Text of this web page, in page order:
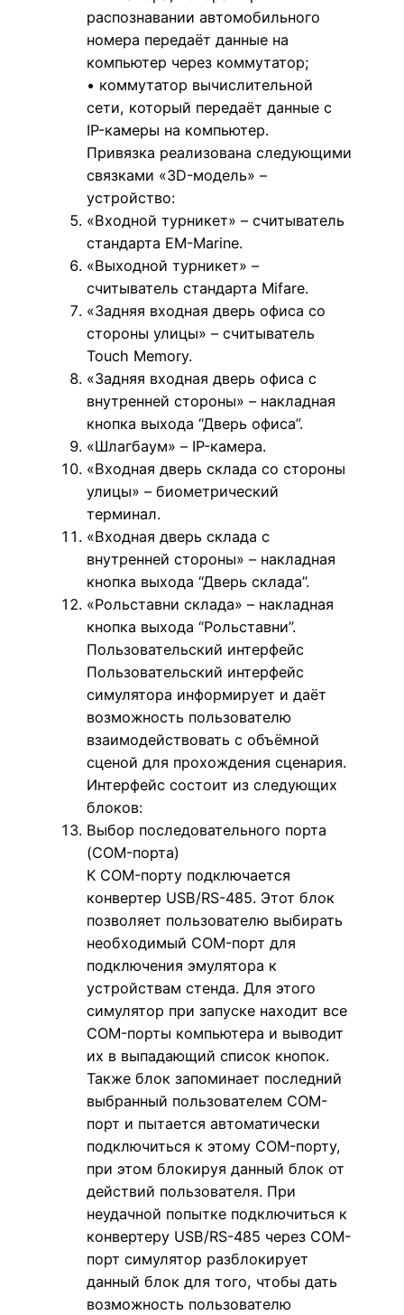
распознавании автомобильного
номера передаёт данные на
компьютер через коммутатор;
• коммутатор вычислительной
сети, который передаёт данные с
IP-камеры на компьютер.
Привязка реализована следующими
связками «3D-модель» –
устройство:
«Входной турникет» – считыватель
стандарта EM-Marine.
«Выходной турникет» –
считыватель стандарта Mifare.
«Задняя входная дверь офиса со
стороны улицы» – считыватель
Touch Memory.
«Задняя входная дверь офиса с
внутренней стороны» – накладная
кнопка выхода “Дверь офиса”.
«Шлагбаум» – IP-камера.
«Входная дверь склада со стороны
улицы» – биометрический
терминал.
«Входная дверь склада с
внутренней стороны» – накладная
кнопка выхода “Дверь склада”.
«Рольставни склада» – накладная
кнопка выхода “Рольставни”.
Пользовательский интерфейс
Пользовательский интерфейс
симулятора информирует и даёт
возможность пользователю
взаимодействовать с объёмной
сценой для прохождения сценария.
Интерфейс состоит из следующих
блоков:
Выбор последовательного порта
(COM-порта)
К COM-порту подключается
конвертер USB/RS-485. Этот блок
позволяет пользователю выбирать
необходимый COM-порт для
подключения эмулятора к
устройствам стенда. Для этого
симулятор при запуске находит все
COM-порты компьютера и выводит
их в выпадающий список кнопок.
Также блок запоминает последний
выбранный пользователем COM-
порт и пытается автоматически
подключиться к этому COM-порту,
при этом блокируя данный блок от
действий пользователя. При
неудачной попытке подключиться к
конвертеру USB/RS-485 через COM-
порт симулятор разблокирует
данный блок для того, чтобы дать
возможность пользователю